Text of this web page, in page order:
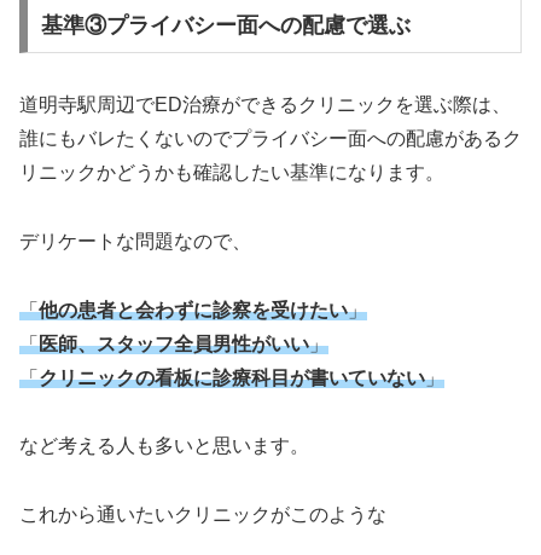
基準③プライバシー面への配慮で選ぶ
道明寺駅周辺でED治療ができるクリニックを選ぶ際は、
誰にもバレたくないのでプライバシー面への配慮があるク
リニックかどうかも確認したい基準になります。
デリケートな問題なので、
「他の患者と会わずに診察を受けたい」
「医師、スタッフ全員男性がいい」
「クリニックの看板に診療科目が書いていない」
など考える人も多いと思います。
これから通いたいクリニックがこのような